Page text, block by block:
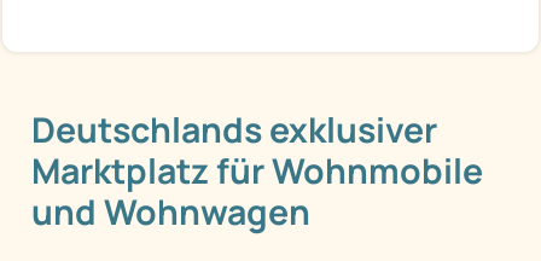
Deutschlands exklusiver
Marktplatz für Wohnmobile
und Wohnwagen